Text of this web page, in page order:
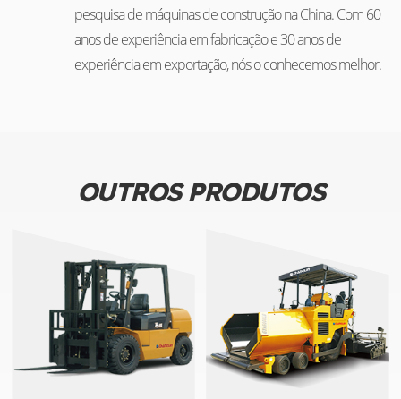
pesquisa de máquinas de construção na China. Com 60
anos de experiência em fabricação e 30 anos de
experiência em exportação, nós o conhecemos melhor.
OUTROS PRODUTOS